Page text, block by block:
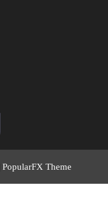
PopularFX Theme